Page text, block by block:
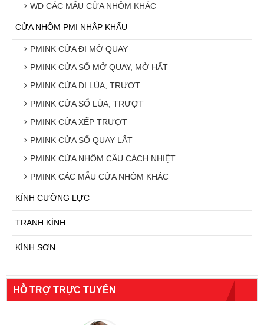
WD CÁC MẪU CỬA NHÔM KHÁC
CỬA NHÔM PMI NHẬP KHẨU
PMINK CỬA ĐI MỞ QUAY
PMINK CỬA SỔ MỞ QUAY, MỞ HẤT
PMINK CỬA ĐI LÙA, TRƯỢT
PMINK CỬA SỔ LÙA, TRƯỢT
PMINK CỬA XẾP TRƯỢT
PMINK CỬA SỔ QUAY LẬT
PMINK CỬA NHÔM CẦU CÁCH NHIỆT
PMINK CÁC MẪU CỬA NHÔM KHÁC
KÍNH CƯỜNG LỰC
TRANH KÍNH
KÍNH SƠN
HỖ TRỢ TRỰC TUYẾN